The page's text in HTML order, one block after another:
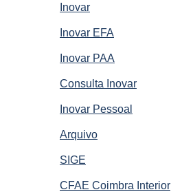
Inovar
Inovar EFA
Inovar PAA
Consulta Inovar
Inovar Pessoal
Arquivo
SIGE
CFAE Coimbra Interior